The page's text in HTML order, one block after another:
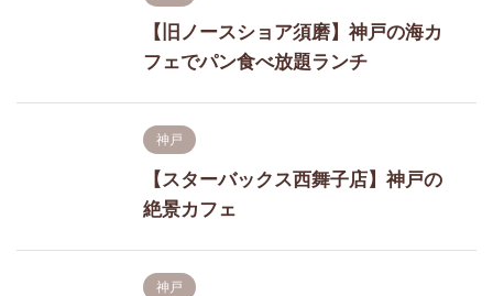
【旧ノースショア須磨】神戸の海カ
フェでパン食べ放題ランチ
神戸
【スターバックス西舞子店】神戸の
絶景カフェ
神戸